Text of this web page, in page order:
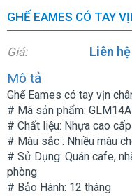
GHẾ EAMES CÓ TAY
Giá: Liên hệ
Mô tả
Ghế Eames có tay vịn
# Mã sản phẩm: GLM14A
# Chất liệu: Nhựa cao
# Màu sắc : Nhiều màu
# Sử Dụng: Quán cafe,
phòng
# Bảo Hành: 12 tháng